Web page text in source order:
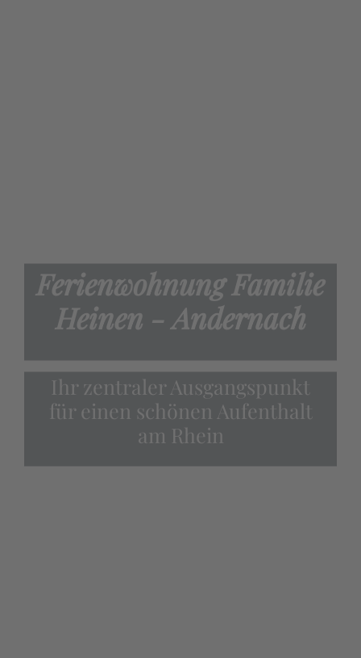
Ferienwohnung Familie
Heinen - Andernach
Ihr zentraler Ausgangspunkt
für einen schönen Aufenthalt
am Rhein